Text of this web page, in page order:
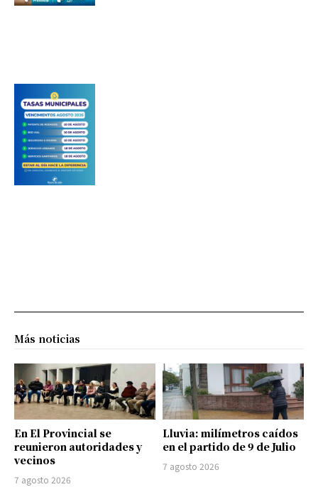
Más noticias
En El Provincial se
reunieron autoridades y
vecinos
7 agosto 2026
Lluvia: milímetros caídos
en el partido de 9 de Julio
7 agosto 2026